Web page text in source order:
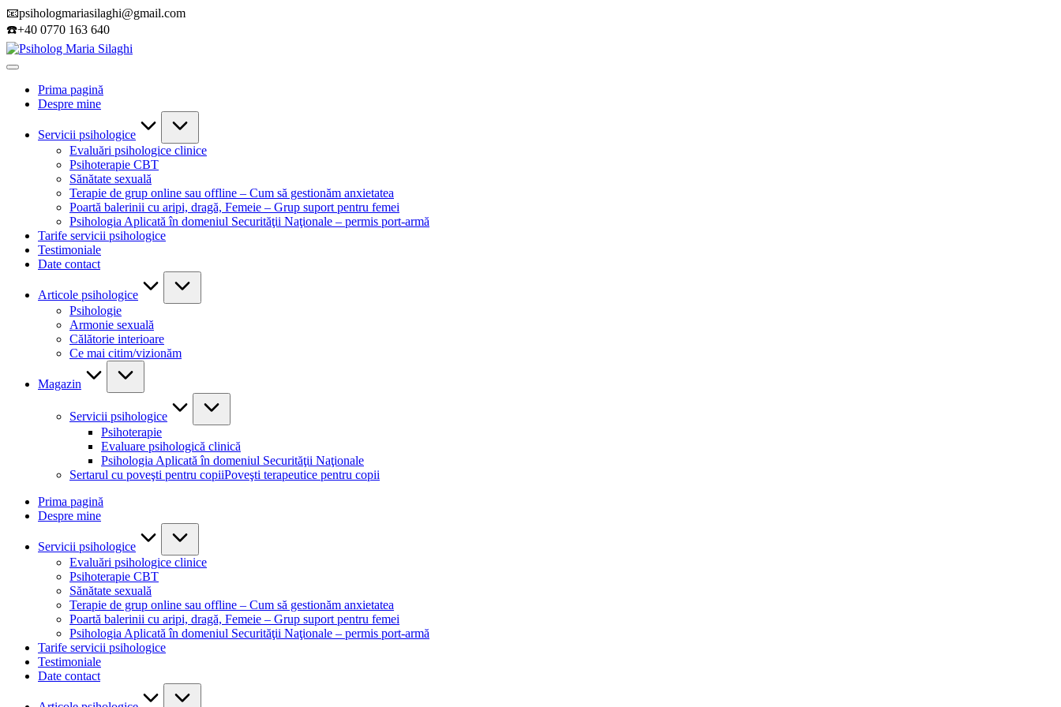
Skip
to
content
📧psihologmariasilaghi@gmail.com
☎️+40 0770 163 640
Atitudine
necondiţionată
sparge
Prima pagină
Despre mine
Servicii psihologice
Evaluări psihologice clinice
Psihoterapie CBT
Sănătate sexuală
Terapie de grup online sau offline – Cum să gestionăm anxietatea
Poartă balerinii cu aripi, dragă, Femeie – Grup suport pentru femei
Psihologia Aplicată în domeniul Securităţii Naţionale – permis port-armă
Tarife servicii psihologice
Testimoniale
Date contact
Articole psihologice
Psihologie
Armonie sexuală
Călătorie interioare
Ce mai citim/vizionăm
Magazin
Servicii psihologice
Psihoterapie
Evaluare psihologică clinică
Psihologia Aplicată în domeniul Securităţii Naţionale
Sertarul cu poveşti pentru copiiPoveşti terapeutice pentru copii
Prima pagină
Despre mine
Servicii psihologice
Evaluări psihologice clinice
Psihoterapie CBT
Sănătate sexuală
Terapie de grup online sau offline – Cum să gestionăm anxietatea
Poartă balerinii cu aripi, dragă, Femeie – Grup suport pentru femei
Psihologia Aplicată în domeniul Securităţii Naţionale – permis port-armă
Tarife servicii psihologice
Testimoniale
Date contact